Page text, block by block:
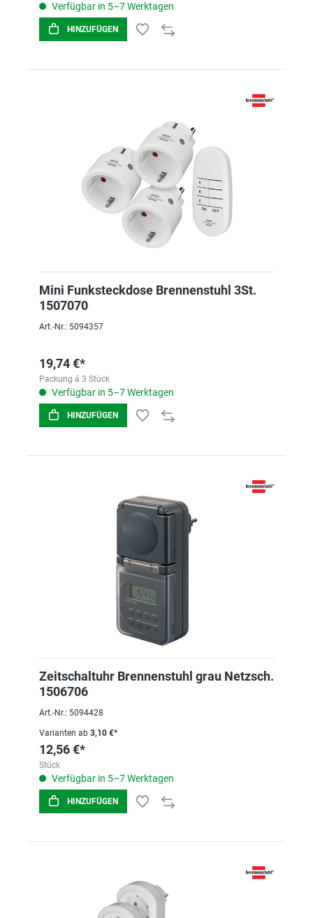
Verfügbar in 5–7 Werktagen
HINZUFÜGEN
Mini Funksteckdose Brennenstuhl 3St.
1507070
Art.-Nr.: 5094357
19,74 €*
Packung á 3 Stück
Verfügbar in 5–7 Werktagen
HINZUFÜGEN
Zeitschaltuhr Brennenstuhl grau Netzsch.
1506706
Art.-Nr.: 5094428
Varianten ab 3,10 €*
12,56 €*
Stück
Verfügbar in 5–7 Werktagen
HINZUFÜGEN